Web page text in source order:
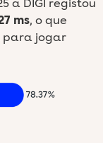
a DIGI registou
ms, o que
para jogar